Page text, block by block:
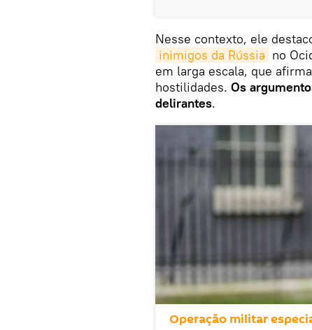
Nesse contexto, ele
inimigos da Rússia no
em larga escala, que
hostilidades. Os
delirantes.
Operação militar